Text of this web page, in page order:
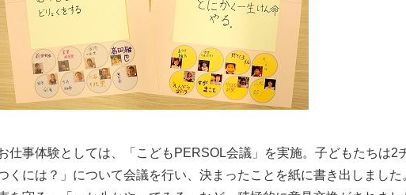
仕事体験としては、「こどもPERSOL会議」を実施。子どもたちは
くには？」について会議を行い、決まったことを紙に書き出しまし